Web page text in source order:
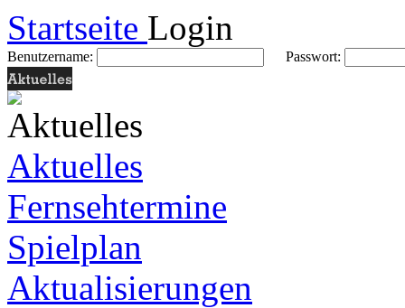
Startseite Login
Benutzername: Passwort:
Aktuelles
Fernsehtermine
Spielplan
Aktualisierungen